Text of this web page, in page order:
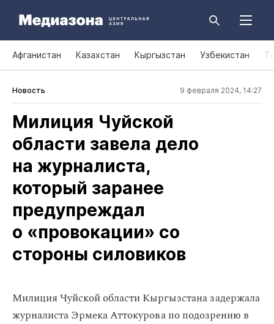
Афганистан Казахстан Кыргызстан Узбекистан
Новость 9 февраля 2024, 14:27
Милиция Чуйской
области завела дело
на журналиста,
который заранее
предупреждал
о «провокации» со
стороны силовиков
Милиция Чуйской области Кыргызстана задержала
журналиста Эрмека Аттокурова по подозрению в